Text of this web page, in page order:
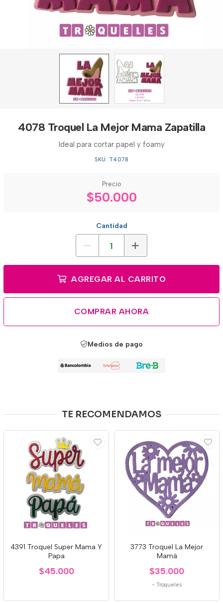
4078 Troquel La Mejor Mama Zapatilla
Ideal para cortar papel y foamy
SKU: T4078
Precio
$50.000
Cantidad
AGREGAR AL CARRITO
COMPRAR AHORA
Medios de pago
TE RECOMENDAMOS
4391 Troquel Super Mama Y
Papa
$45.000
3773 Troquel La Mejor
Mamá
$35.000
- Troqueles